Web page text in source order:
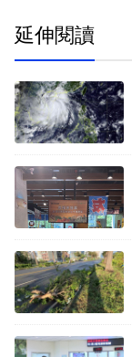
延伸閱讀